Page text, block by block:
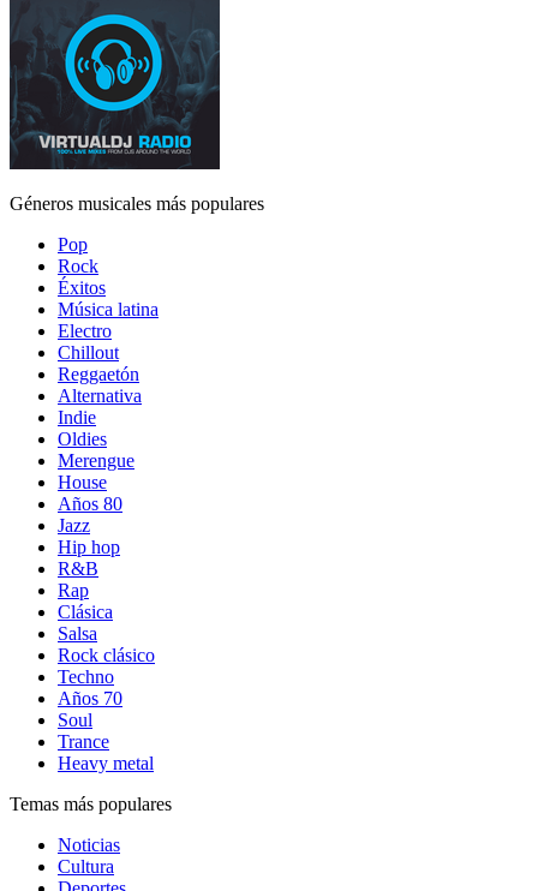
Géneros musicales más populares
Pop
Rock
Éxitos
Música latina
Electro
Chillout
Reggaetón
Alternativa
Indie
Oldies
Merengue
House
Años 80
Jazz
Hip hop
R&B
Rap
Clásica
Salsa
Rock clásico
Techno
Años 70
Soul
Trance
Heavy metal
Temas más populares
Noticias
Cultura